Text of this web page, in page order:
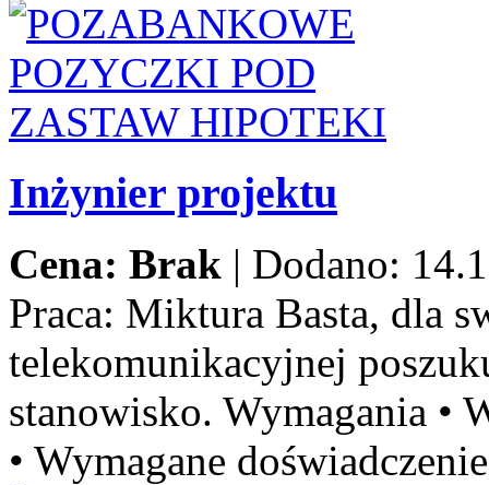
Inżynier projektu
Cena: Brak | Dodano:
Praca: Miktura Basta, dla
telekomunikacyjnej
stanowisko. Wymagania •
• Wymagane